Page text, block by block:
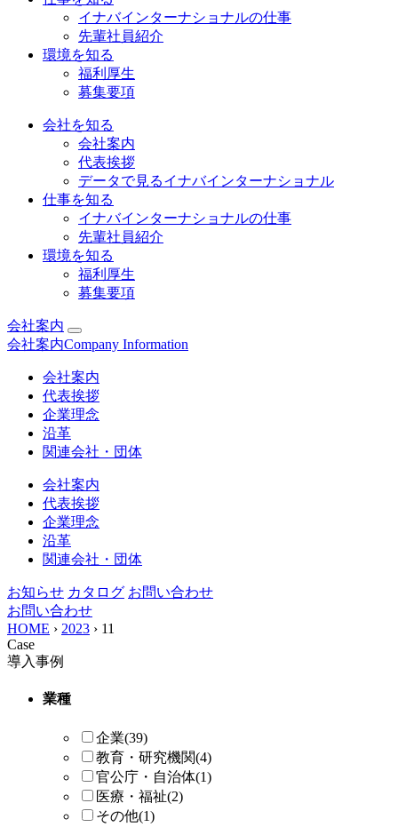
イナバインターナショナルの仕事
先輩社員紹介
環境を知る
福利厚生
募集要項
会社を知る
会社案内
代表挨拶
データで見るイナバインターナショナル
仕事を知る
イナバインターナショナルの仕事
先輩社員紹介
環境を知る
福利厚生
募集要項
会社案内
会社案内Company Information
会社案内
代表挨拶
企業理念
沿革
関連会社・団体
会社案内
代表挨拶
企業理念
沿革
関連会社・団体
お知らせ カタログ お問い合わせ
お問い合わせ
HOME › 2023 › 11
Case
導入事例
業種
企業(39)
教育・研究機関(4)
官公庁・自治体(1)
医療・福祉(2)
その他(1)